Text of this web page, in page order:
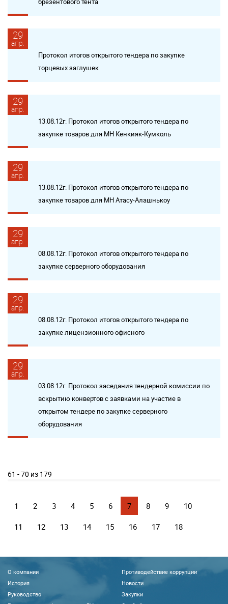
29
апр.
Протокол итогов открытого тендера по закупке
торцевых заглушек
29
апр.
13.08.12г. Протокол итогов открытого тендера по
закупке товаров для МН Кенкияк-Кумколь
29
апр.
13.08.12г. Протокол итогов открытого тендера по
закупке товаров для МН Атасу-Алашнькоу
29
апр.
08.08.12г. Протокол итогов открытого тендера по
закупке серверного оборудования
29
апр.
08.08.12г. Протокол итогов открытого тендера по
закупке лицензионного офисного
29
апр.
03.08.12г. Протокол заседания тендерной комиссии по
вскрытию конвертов с заявками на участие в
открытом тендере по закупке серверного
оборудования
61 - 70 из 179
1 2 3 4 5 6 7 8 9 10
11 12 13 14 15 16 17 18
О компании
История
Руководство
Противодействие коррупции
Новости
Закупки